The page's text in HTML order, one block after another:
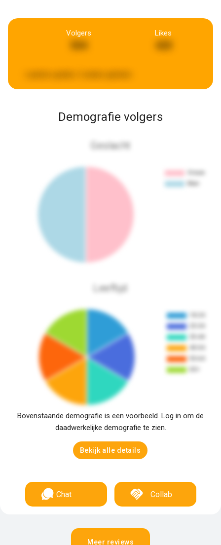
Volgers Likes
Demografie volgers
Geslacht
Leeftijd
Bovenstaande demografie is een voorbeeld. Log in om de
daadwerkelijke demografie te zien.
Bekijk alle details
Chat Collab
Meer reviews